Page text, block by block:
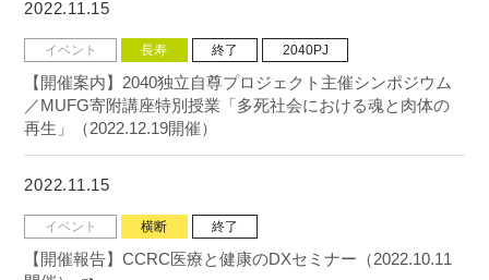
2022.11.15
イベント 長寿 終了 2040PJ
【開催案内】2040独立自尊プロジェクト主催シンポジウム
／MUFG寄附講座特別授業「多死社会における魂と肉体の
再生」（2022.12.19開催）
2022.11.15
イベント 横断 終了
【開催報告】CCRC医療と健康のDXセミナー（2022.10.11